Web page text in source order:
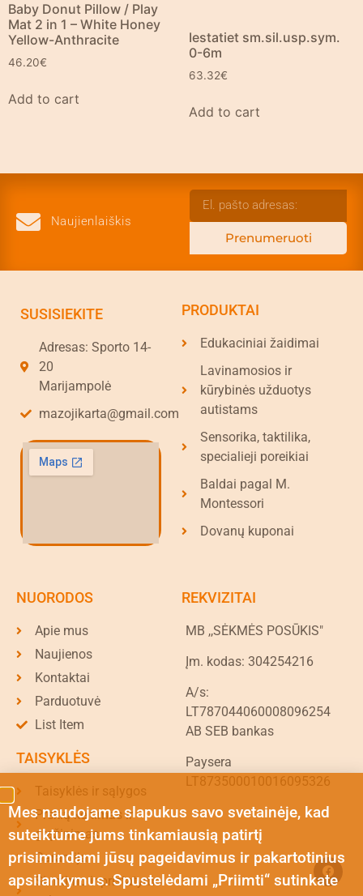
Baby Donut Pillow / Play
Mat 2 in 1 – White Honey
Yellow-Anthracite
46.20€
Add to cart
Iestatiet sm.sil.usp.sym.
0-6m
63.32€
Add to cart
Naujienlaiškis
Prenumeruoti
SUSISIEKITE
Adresas: Sporto 14-
20
Marijampolė
mazojikarta@gmail.com
PRODUKTAI
Edukaciniai žaidimai
Lavinamosios ir
kūrybinės užduotys
autistams
Sensorika, taktilika,
specialieji poreikiai
Baldai pagal M.
Montessori
Dovanų kuponai
NUORODOS
Apie mus
Naujienos
Kontaktai
Parduotuvė
List Item
TAISYKLĖS
Taisyklės ir sąlygos
Prekių keitimas ir
grąžinimas
Garantija
Siuntimo ir pristatymo
REKVIZITAI
MB ,,SĖKMĖS POSŪKIS"
Įm. kodas: 304254216
A/s:
LT787044060008096254
AB SEB bankas
Paysera
LT873500010016095326
Mes naudojame slapukus savo svetainėje, kad
suteiktume jums tinkamiausią patirtį
prisimindami jūsų pageidavimus ir pakartotinius
apsilankymus. Spustelėdami „Priimti“ sutinkate